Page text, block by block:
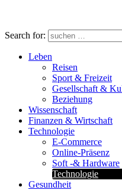
Search for:
Leben
Reisen
Sport & Freizeit
Gesellschaft &
Beziehung
Wissenschaft
Finanzen & Wirtschaft
Technologie
E-Commerce
Online-Präsenz
Soft -& Hardware
Technologie
Gesundheit